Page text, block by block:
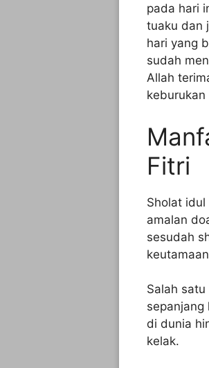
pada hari
tuaku dan
hari yang
sudah
Allah
keburukan
Fitri
Sholat
amalan
sesudah
Salah
sepanjang
di dunia
kelak.